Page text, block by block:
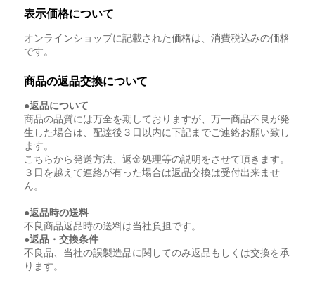
表示価格について
オンラインショップに記載された価格は、消費税込みの価格
です。
商品の返品交換について
●返品について
商品の品質には万全を期しておりますが、万一商品不良が発
生した場合は、配達後３日以内に下記までご連絡お願い致し
ます。
こちらから発送方法、返金処理等の説明をさせて頂きます。
３日を越えて連絡が有った場合は返品交換は受付出来ませ
ん。
●返品時の送料
不良商品返品時の送料は当社負担です。
●返品・交換条件
不良品、当社の誤製造品に関してのみ返品もしくは交換を承
ります。